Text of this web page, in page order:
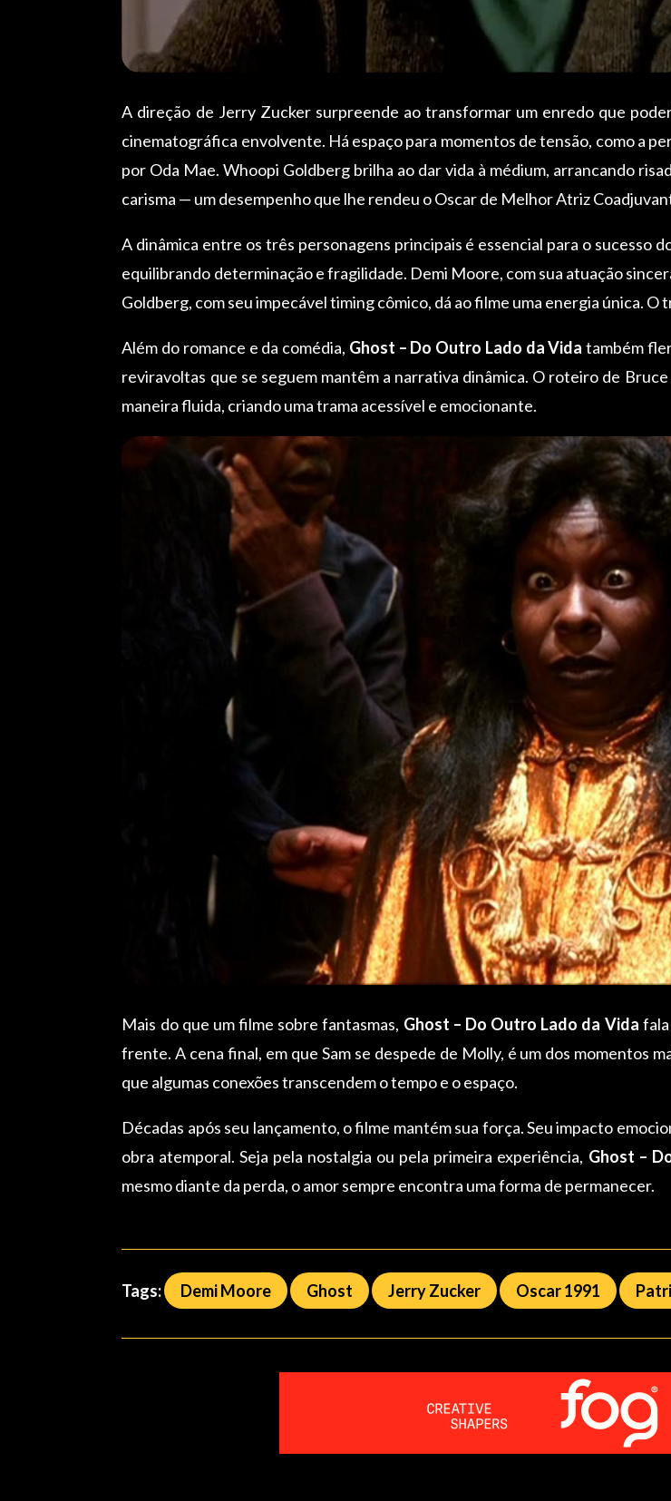
A direção de Jerry Zucker surpreende ao transformar um enredo que
cinematográfica envolvente. Há espaço para momentos de tensão, como a
por Oda Mae. Whoopi Goldberg brilha ao dar vida à médium, arrancando
carisma — um desempenho que lhe rendeu o Oscar de Melhor Atriz
A dinâmica entre os três personagens principais é essencial para o sucesso
equilibrando determinação e fragilidade. Demi Moore, com sua atuação
Goldberg, com seu impecável timing cômico, dá ao filme uma energia única.
Além do romance e da comédia, Ghost – Do Outro Lado da Vida também
reviravoltas que se seguem mantêm a narrativa dinâmica. O roteiro de
maneira fluida, criando uma trama acessível e emocionante.
Mais do que um filme sobre fantasmas, Ghost – Do Outro Lado da Vida
frente. A cena final, em que Sam se despede de Molly, é um dos momentos
que algumas conexões transcendem o tempo e o espaço.
Décadas após seu lançamento, o filme mantém sua força. Seu impacto
obra atemporal. Seja pela nostalgia ou pela primeira experiência, Ghost –
mesmo diante da perda, o amor sempre encontra uma forma de permanecer.
Tags: Demi Moore Ghost Jerry Zucker Oscar 1991